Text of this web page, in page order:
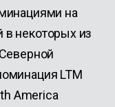
на
некоторых из
LTM
America